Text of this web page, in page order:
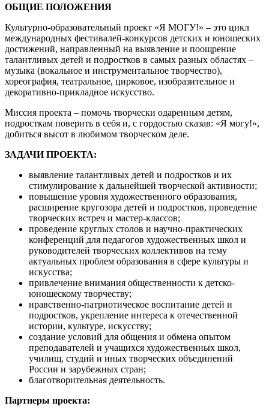
ОБЩИЕ ПОЛОЖЕНИЯ
Культурно-образовательный проект «Я МОГУ!» – это цикл
международных фестивалей-конкурсов детских и юношеских
достижений, направленный на выявление и поощрение
талантливых детей и подростков в самых разных областях –
музыка (вокальное и инструментальное творчество),
хореография, театральное, цирковое, изобразительное и
декоративно-прикладное искусство.
Миссия проекта – помочь творчески одаренным детям,
подросткам поверить в себя и, с гордостью сказав: «Я могу!»,
добиться высот в любимом творческом деле.
ЗАДАЧИ ПРОЕКТА:
выявление талантливых детей и подростков и их
стимулирование к дальнейшей творческой активности;
повышение уровня художественного образования,
расширение кругозора детей и подростков, проведение
творческих встреч и мастер-классов;
проведение круглых столов и научно-практических
конференций для педагогов художественных школ и
руководителей творческих коллективов на тему
актуальных проблем образования в сфере культуры и
искусства;
привлечение внимания общественности к детско-
юношескому творчеству;
нравственно-патриотическое воспитание детей и
подростков, укрепление интереса к отечественной
истории, культуре, искусству;
создание условий для общения и обмена опытом
преподавателей и учащихся художественных школ,
училищ, студий и иных творческих объединений
России и зарубежных стран;
благотворительная деятельность.
Партнеры проекта: